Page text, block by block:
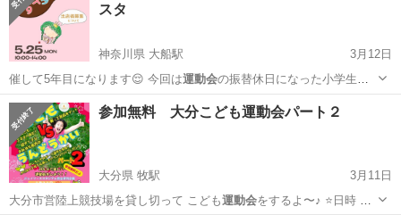
スタ
神奈川県 大船駅
3月12日
催して5年目になります😌 今回は運動会の振替休日になった小学生の
子どもたちも…
神奈川 鎌倉市 大船駅 地域/お祭り フェスタ
参加無料 大分こども運動会パート２
大分県 牧駅
3月11日
大分市営陸上競技場を貸し切って こども運動会をするよ〜♪ ⭐️日時 ３